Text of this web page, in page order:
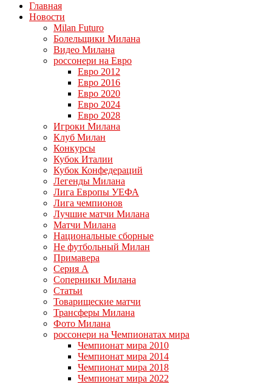
Главная
Новости
Milan Futuro
Болельщики Милана
Видео Милана
россонери на Евро
Евро 2012
Евро 2016
Евро 2020
Евро 2024
Евро 2028
Игроки Милана
Клуб Милан
Конкурсы
Кубок Италии
Кубок Конфедераций
Легенды Милана
Лига Европы УЕФА
Лига чемпионов
Лучшие матчи Милана
Матчи Милана
Национальные сборные
Не футбольный Милан
Примавера
Серия А
Соперники Милана
Статьи
Товарищеские матчи
Трансферы Милана
Фото Милана
россонери на Чемпионатах мира
Чемпионат мира 2010
Чемпионат мира 2014
Чемпионат мира 2018
Чемпионат мира 2022